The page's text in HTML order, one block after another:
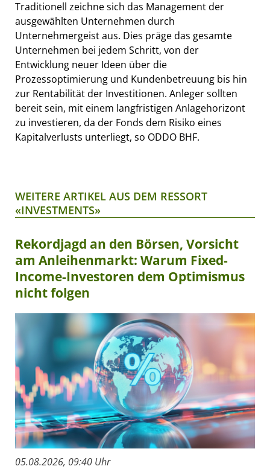
Traditionell zeichne sich das Management der
ausgewählten Unternehmen durch
Unternehmergeist aus. Dies präge das gesamte
Unternehmen bei jedem Schritt, von der
Entwicklung neuer Ideen über die
Prozessoptimierung und Kundenbetreuung bis hin
zur Rentabilität der Investitionen. Anleger sollten
bereit sein, mit einem langfristigen Anlagehorizont
zu investieren, da der Fonds dem Risiko eines
Kapitalverlusts unterliegt, so ODDO BHF.
WEITERE ARTIKEL AUS DEM RESSORT
«INVESTMENTS»
Rekordjagd an den Börsen, Vorsicht
am Anleihenmarkt: Warum Fixed-
Income-Investoren dem Optimismus
nicht folgen
05.08.2026, 09:40 Uhr